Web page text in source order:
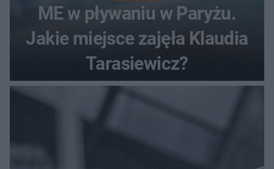
ME w pływaniu w Paryżu.
Jakie miejsce zajęła Klaudia
Tarasiewicz?